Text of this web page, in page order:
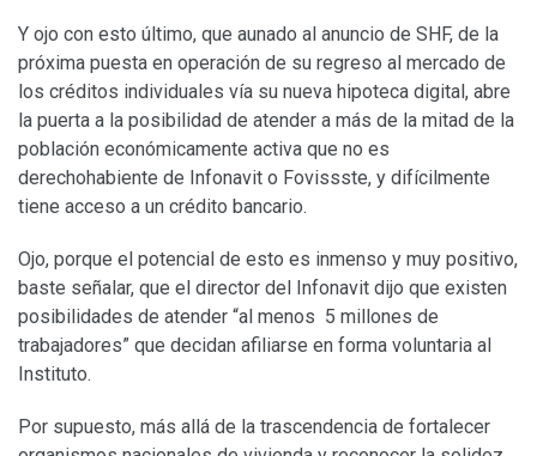
Y ojo con esto último, que aunado al anuncio de SHF, de la
próxima puesta en operación de su regreso al mercado de
los créditos individuales vía su nueva hipoteca digital, abre
la puerta a la posibilidad de atender a más de la mitad de la
población económicamente activa que no es
derechohabiente de Infonavit o Fovissste, y difícilmente
tiene acceso a un crédito bancario.
Ojo, porque el potencial de esto es inmenso y muy positivo,
baste señalar, que el director del Infonavit dijo que existen
posibilidades de atender “al menos 5 millones de
trabajadores” que decidan afiliarse en forma voluntaria al
Instituto.
Por supuesto, más allá de la trascendencia de fortalecer